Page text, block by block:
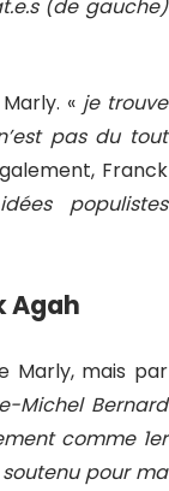
(de gauche)
«je trouve
pas du tout
Franck
populistes
Agah
Marly, mais par
Michel Bernard
comme 1er
pour ma